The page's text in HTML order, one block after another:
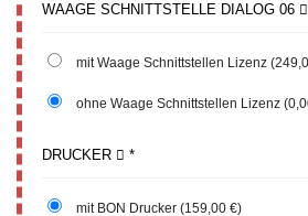
WAAGE SCHNITTSTELLE DIALOG 06
mit Waage Schnittstellen Lizenz
ohne Waage Schnittstellen Lizenz
DRUCKER *
mit BON Drucker (159,00 €)